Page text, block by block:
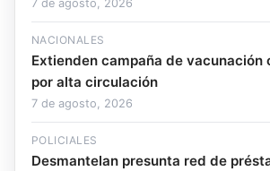
7 de agosto, 2026
NACIONALES
Extienden campaña de vacunación
por alta circulación
7 de agosto, 2026
POLICIALES
Desmantelan presunta red de